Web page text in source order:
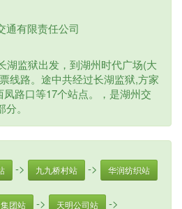
通有限责任公司
湖监狱出发，到湖州时代广场(大
线路。途中共经过长湖监狱,方家
路口等17个站点。，是湖州交
。
-> 九九桥村站 -> 华润纺织站
团站 -> 天明公司站 ->